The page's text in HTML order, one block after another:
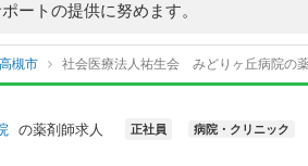
ートの提供に努めます。
高槻市 社会医療法人祐生会 みどりヶ丘病院の
の薬剤師求人 正社員 病院・クリニック